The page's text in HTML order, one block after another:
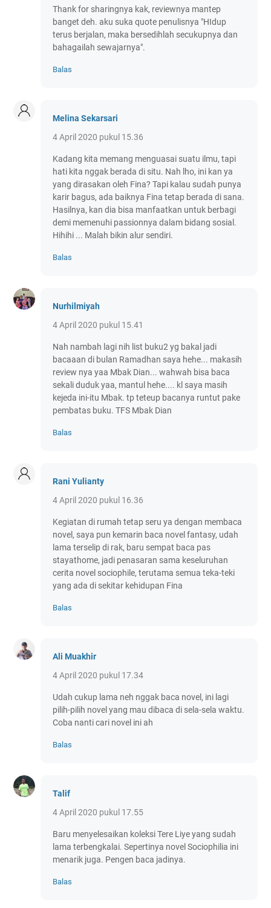
Thank for sharingnya kak, reviewnya mantep
banget deh. aku suka quote penulisnya "HIdup
terus berjalan, maka bersedihlah secukupnya dan
bahagailah sewajarnya".
Balas
Melina Sekarsari
4 April 2020 pukul 15.36
Kadang kita memang menguasai suatu ilmu, tapi
hati kita nggak berada di situ. Nah lho, ini kan ya
yang dirasakan oleh Fina? Tapi kalau sudah punya
karir bagus, ada baiknya Fina tetap berada di sana.
Hasilnya, kan dia bisa manfaatkan untuk berbagi
demi memenuhi passionnya dalam bidang sosial.
Hihihi ... Malah bikin alur sendiri.
Balas
Nurhilmiyah
4 April 2020 pukul 15.41
Nah nambah lagi nih list buku2 yg bakal jadi
bacaaan di bulan Ramadhan saya hehe... makasih
review nya yaa Mbak Dian... wahwah bisa baca
sekali duduk yaa, mantul hehe.... kl saya masih
kejeda ini-itu Mbak. tp teteup bacanya runtut pake
pembatas buku. TFS Mbak Dian
Balas
Rani Yulianty
4 April 2020 pukul 16.36
Kegiatan di rumah tetap seru ya dengan membaca
novel, saya pun kemarin baca novel fantasy, udah
lama terselip di rak, baru sempat baca pas
stayathome, jadi penasaran sama keseluruhan
cerita novel sociophile, terutama semua teka-teki
yang ada di sekitar kehidupan Fina
Balas
Ali Muakhir
4 April 2020 pukul 17.34
Udah cukup lama neh nggak baca novel, ini lagi
pilih-pilih novel yang mau dibaca di sela-sela waktu.
Coba nanti cari novel ini ah
Balas
Talif
4 April 2020 pukul 17.55
Baru menyelesaikan koleksi Tere Liye yang sudah
lama terbengkalai. Sepertinya novel Sociophilia ini
menarik juga. Pengen baca jadinya.
Balas